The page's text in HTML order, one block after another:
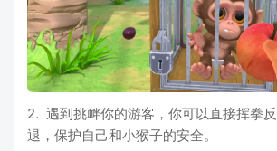
2. 遇到挑衅你的游客，你可以直接挥拳
退，保护自己和小猴子的安全。